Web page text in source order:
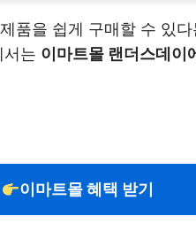
품을 쉽게 구매할 수 있
서는 이마트몰 랜더스데이
이마트몰 혜택 받기